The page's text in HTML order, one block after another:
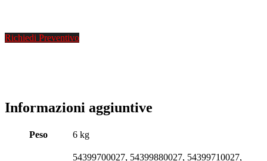
Richiedi Preventivo
Informazioni aggiuntive
Peso 6 kg
54399700027, 54399880027, 54399710027,